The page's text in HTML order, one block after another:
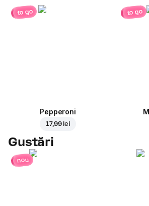
to go
Pepperoni
17,99 lei
to go
Gustări
nou